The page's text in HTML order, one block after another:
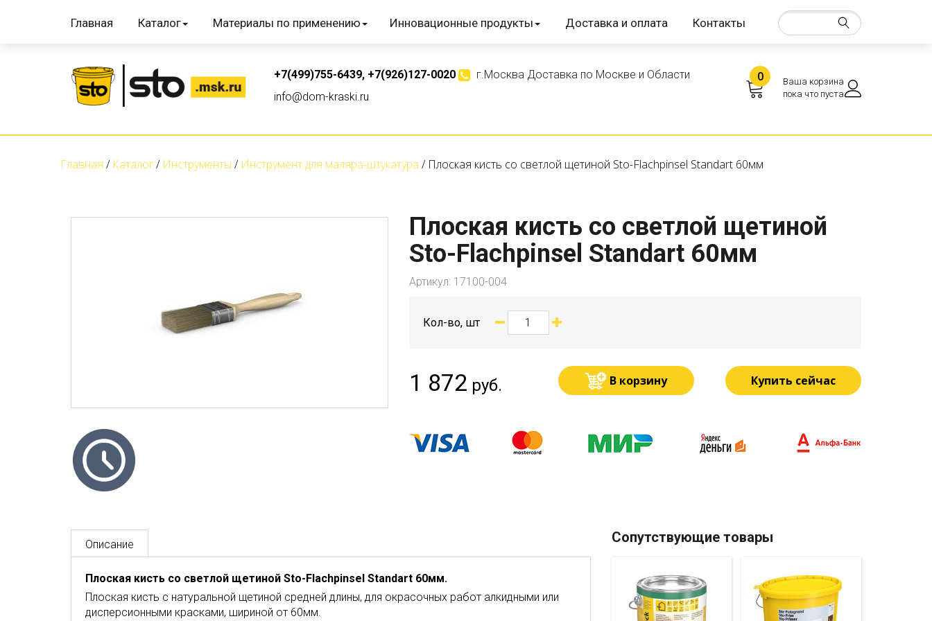
Главная Каталог Материалы по применению Инновационные продукты Доставка и оплата Контакты
+7(499)755-6439, +7(926)127-0020
info@dom-kraski.ru
г.Москва Доставка по Москве и Области 0
Ваша корзина
пока что пуста
Главная Каталог Инструменты Инструмент для маляра-штукатура Плоская кисть со светлой щетиной Sto-Flachpinsel Standart 60мм
Плоская кисть со светлой щетиной
Sto-Flachpinsel Standart 60мм
Артикул: 17100-004
Кол-во, шт
1 872 руб. В корзину Купить сейчас
Описание
Плоская кисть со светлой щетиной Sto-Flachpinsel Standart 60мм.
Плоская кисть с натуральной щетиной средней длины, для окрасочных работ алкидными или
дисперсионными красками, шириной от 60мм.
Сопутствующие товары